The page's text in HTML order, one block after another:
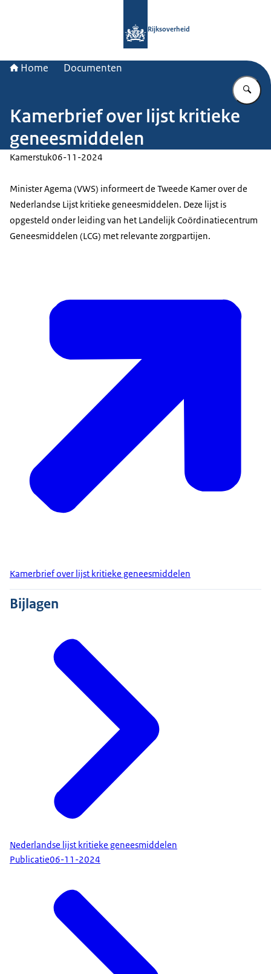
Rijksoverheid
Home Documenten
Kamerbrief over lijst kritieke
geneesmiddelen
Kamerstuk06-11-2024
Minister Agema (VWS) informeert de Tweede Kamer over de
Nederlandse Lijst kritieke geneesmiddelen. Deze lijst is
opgesteld onder leiding van het Landelijk Coördinatiecentrum
Geneesmiddelen (LCG) met relevante zorgpartijen.
Kamerbrief over lijst kritieke geneesmiddelen
Bijlagen
Nederlandse lijst kritieke geneesmiddelen
Publicatie06-11-2024